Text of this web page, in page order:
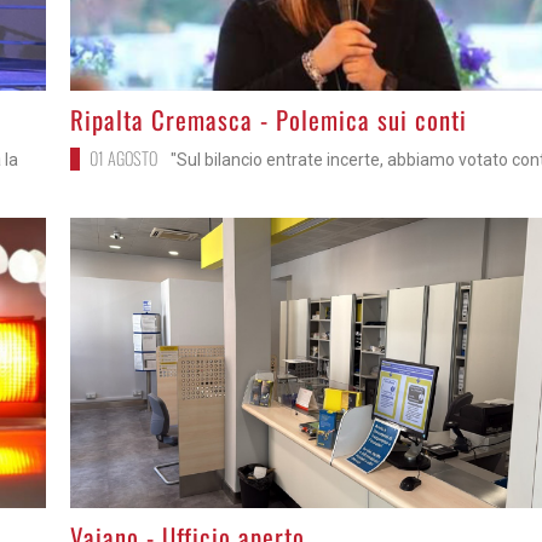
la
>
Ripalta Cremasca - Polemica sui conti
01 AGOSTO "Sul bilancio entrate incerte, abbiamo votato
>